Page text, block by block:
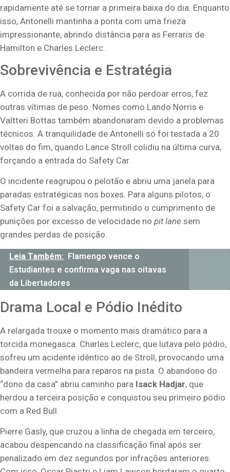
rapidamente até se tornar a primeira baixa do dia. Enquanto
isso, Antonelli mantinha a ponta com uma frieza
impressionante, abrindo distância para as Ferraris de
Hamilton e Charles Leclerc.
Sobrevivência e Estratégia
A corrida de rua, conhecida por não perdoar erros, fez
outras vítimas de peso. Nomes como Lando Norris e
Valtteri Bottas também abandonaram devido a problemas
técnicos. A tranquilidade de Antonelli só foi testada a 20
voltas do fim, quando Lance Stroll colidiu na última curva,
forçando a entrada do Safety Car.
O incidente reagrupou o pelotão e abriu uma janela para
paradas estratégicas nos boxes. Para alguns pilotos, o
Safety Car foi a salvação, permitindo o cumprimento de
punições por excesso de velocidade no pit lane sem
grandes perdas de posição.
Leia Também: Flamengo vence o
Estudiantes e confirma vaga nas oitavas
da Libertadores
Drama Local e Pódio Inédito
A relargada trouxe o momento mais dramático para a
torcida monegasca. Charles Leclerc, que lutava pelo pódio,
sofreu um acidente idêntico ao de Stroll, provocando uma
bandeira vermelha para reparos na pista. O abandono do
“dono da casa” abriu caminho para Isack Hadjar, que
herdou a terceira posição e conquistou seu primeiro pódio
com a Red Bull.
Pierre Gasly, que cruzou a linha de chegada em terceiro,
acabou despencando na classificação final após ser
penalizado em dez segundos por infrações anteriores.